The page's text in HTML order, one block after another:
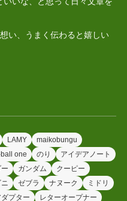
い、うまく伝わると嬉しい
LAMY
maikobungu
one のり
アイデアノート
ガンダム
クーピー
ゼブラ ナヌーク
ミドリ
プター レターオープナー